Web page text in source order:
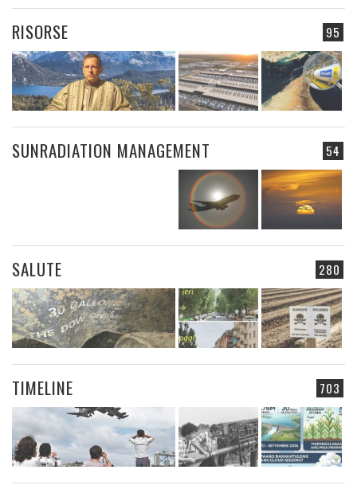
95
RISORSE
54
SUNRADIATION MANAGEMENT
280
SALUTE
703
TIMELINE